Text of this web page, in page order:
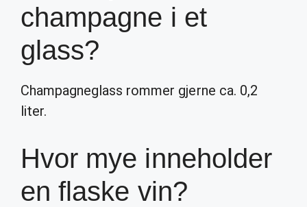
champagne i et
glass?
Champagneglass rommer gjerne ca. 0,2
liter.
Hvor mye inneholder
en flaske vin?